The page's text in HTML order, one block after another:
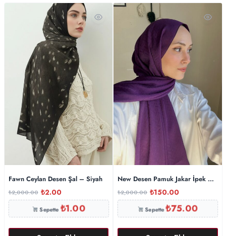
Fawn Ceylan Desen Şal – Siyah
₺2,000.00 ₺2.00
Sepette ₺1.00
New Desen Pamuk Jakar İpek Şal
₺2,000.00 ₺150.00
Sepette₺75.00